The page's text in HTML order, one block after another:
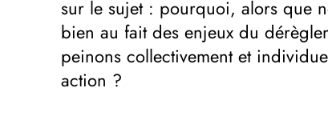
sur le sujet : pourquoi, alors que
bien au fait des enjeux du
peinons collectivement et
action ?